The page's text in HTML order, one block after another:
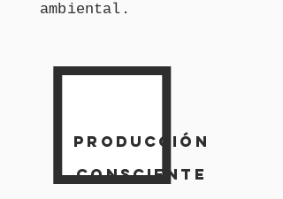
ambiental.
PRODUCCIÓN
CONSCIENTE